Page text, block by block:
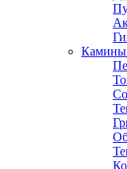
Камины